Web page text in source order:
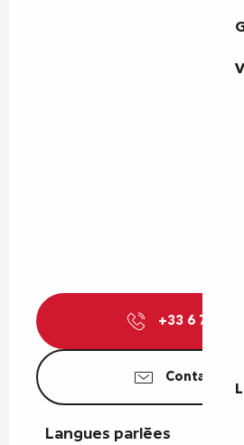
+33 6 75 92
Contactez-
Langues parlées
Langues parlées